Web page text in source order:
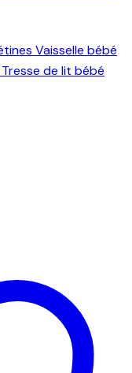
Vaisselle bébé
Tresse de lit bébé